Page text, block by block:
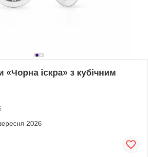
«Чорна іскра» з кубічним
2026